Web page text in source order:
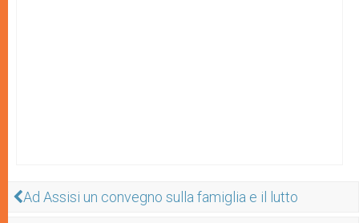
Ad Assisi un convegno sulla famiglia e il lutto